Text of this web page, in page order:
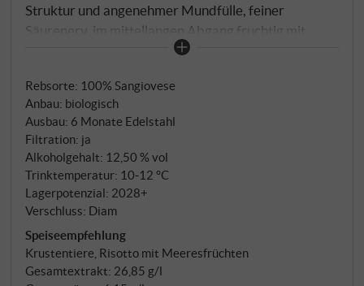
Struktur und angenehmer Mundfülle, feiner
Säurenerv, im mittellangen Abgang fruchtig mit
schöner Beeren- und Orangennote. Für uns ein
SUPERIORE.DE
Rebsorte: 100% Sangiovese
Anbau: biologisch
Ausbau: 6 Monate Edelstahl
Filtration: ja
Alkoholgehalt: 12,50 % vol
Trinktemperatur: 10‑12 °C
Lagerpotenzial: 2028+
Verschluss: Diam
Speiseempfehlung
Krustentiere, Risotto mit Meeresfrüchten
Gesamtextrakt: 26,85 g/l